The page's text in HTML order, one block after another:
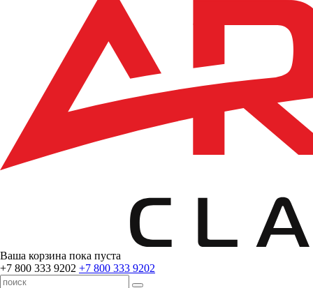
Ваша корзина пока пуста
+7 800 333 9202 +7 800 333 9202